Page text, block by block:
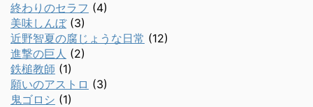
終わりのセラフ (4)
美味しんぼ(3)
近野智夏の腐じょうな日常 (12)
進撃の巨人 (2)
鉄槌教師 (1)
願いのアストロ (3)
鬼ゴロシ (1)